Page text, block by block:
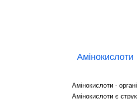
Амінокислоти
Амінокислоти -
Амінокислоти є